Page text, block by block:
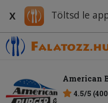
X Töltsd le
American
4.5/5